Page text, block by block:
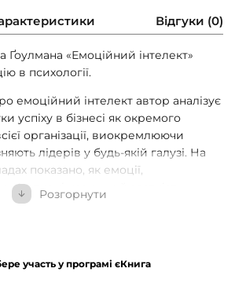
Відгуки (0)
Ґоулмана «Емоційний інтелект»
в психології.
емоційний інтелект автор аналізує
успіху в бізнесі як окремого
організації, виокремлюючи
лідерів у будь-якій галузі. На
показано, як емоції,
навички й здатність
— тобто емоційний інтелект —
людини, то вагоміші ці
Розгорнути
участь у програмі єКнига